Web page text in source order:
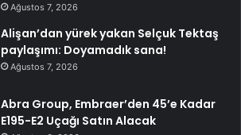
Ağustos 7, 2026
Alişan’dan yürek yakan Selçuk Tektaş
paylaşımı: Doyamadık sana!
Ağustos 7, 2026
Abra Group, Embraer’den 45’e Kadar
E195-E2 Uçağı Satın Alacak